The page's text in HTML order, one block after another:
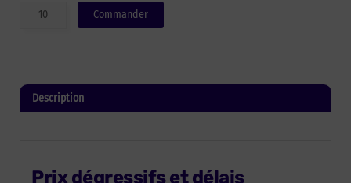
quantité
coudre
Commander
Description
Prix dégressifs et délais